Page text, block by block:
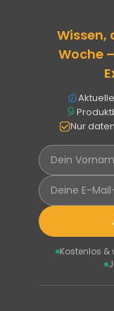
Wissen,
Woche
Nur
Kostenlos